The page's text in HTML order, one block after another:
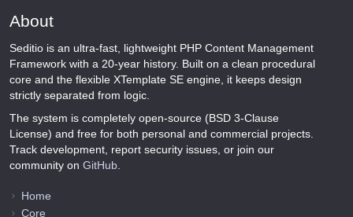
About
Seditio is an ultra-fast, lightweight PHP Content Management
Framework with a 20-year history. Built on a clean procedural
core and the flexible XTemplate SE engine, it keeps design
strictly separated from logic.
The system is completely open-source (BSD 3-Clause
License) and free for both personal and commercial projects.
Track development, report security issues, or join our
community on GitHub
Home
Core